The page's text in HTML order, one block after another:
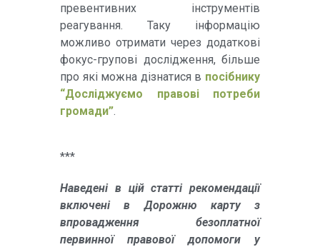
превентивних інструментів
реагування. Таку інформацію
можливо отримати через додаткові
фокус-групові дослідження, більше
про які можна дізнатися в посібнику
“Досліджуємо правові потреби
громади”.
***
Наведені в цій статті рекомендації
включені в Дорожню карту з
впровадження безоплатної
первинної правової допомоги у